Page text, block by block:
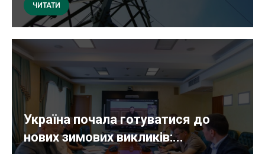
ЧИТАТИ
Україна почала готуватися до
нових зимових викликів:...